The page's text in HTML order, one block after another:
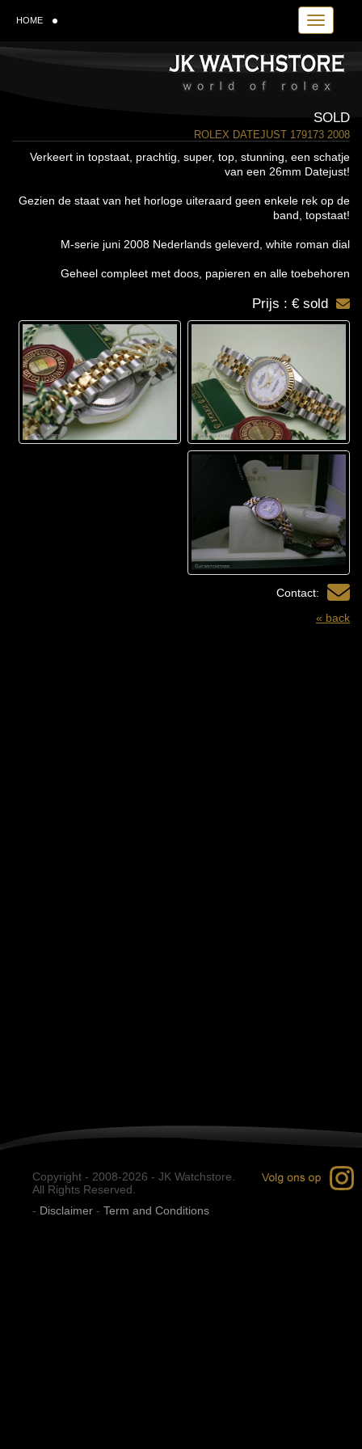
Toggle
HOME
SOLD
ROLEX DATEJUST 179173 2008
Verkeert in topstaat, prachtig, super, top, stunning, een schatje
van een 26mm Datejust!
Gezien de staat van het horloge uiteraard geen enkele rek op de
band, topstaat!
M-serie juni 2008 Nederlands geleverd, white roman dial
Geheel compleet met doos, papieren en alle toebehoren
Prijs : € sold
Contact:
« back
Copyright - 2008-2026 - JK Watchstore.
All Rights Reserved.
- Disclaimer - Term and Conditions